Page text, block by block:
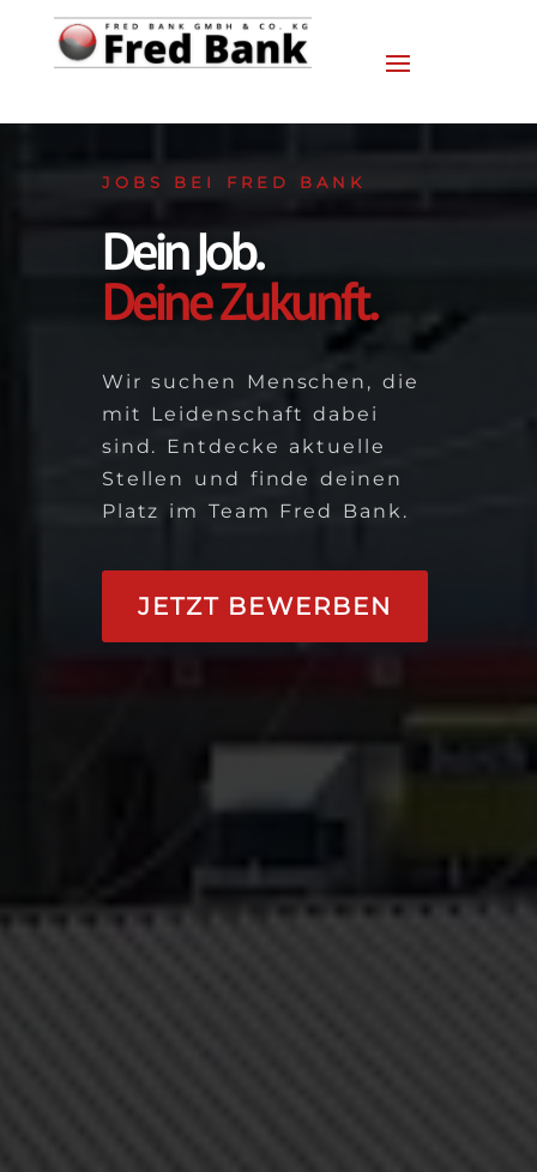
JOBS BEI FRED BANK
Dein Job.
Deine Zukunft.
Wir suchen Menschen, die
mit Leidenschaft dabei
sind. Entdecke aktuelle
Stellen und finde deinen
Platz im Team Fred Bank.
JETZT BEWERBEN